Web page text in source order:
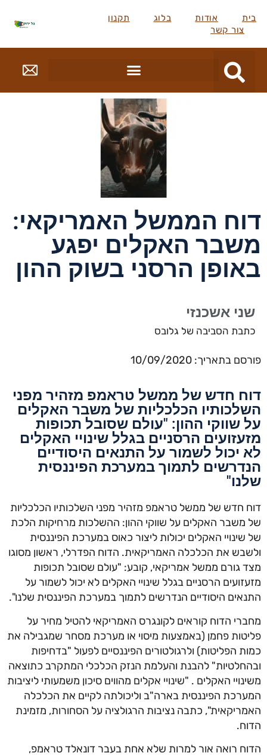
אודות
תקנון
צור קשר
הממשל האמריקאי:
האקלים יפגע
הרסני בשוק ההון
אשכנזי
הסביבה של גלובס
בתאריך: 10/09/2020
חדש של ממשל טראמפ מזהיר מפני
הכלכליות של משבר האקלים
שווקי ההון: "עולם שסובל תכופות
הרסניים בגלל שינויי האקלים
יכול לשמור על התנאים היסודיים
לתמוך במערכת הפיננסית
חדש של ממשל טראמפ מזהיר מפני השלכותיו הכלכליות
האקלים על שווקי ההון: ההשלכות מרחיקות הלכת
האקלים יכולות ליצור כאוס במערכת הפיננסית
את הכלכלה האמריקאית. הדוח הפדרלי, ראשון מסוגו
גורם ממשל אמריקאי, קובע: "עולם שסובל תכופות
הרסניים בגלל שינויי האקלים לא יכול לשמור על
היסודיים הנדרשים לתמוך במערכת הפיננסית שלנו".
הדוח קוראים לקונגרס האמריקאי להטיל מחיר על
פחמן (באמצעות מיסוי או מערכת מסחר שמגבילה את
הפליטות) ולרגולטורים הפיננסיים לפעול "בדחיפות
להבנת והעלמת הנזק הכלכלי המתקרב כתוצאה
האקלים . "שינויי אקלים מהווים סיכון משמעותי ליציבות
הפיננסית בארה"ב וליכולתה לקיים את הכלכלה
כתבה נציבות הרגולציה על הסחורות, מזמינת
רואה אור למרות שלא אחת בעבר דונאלד טראמפ,